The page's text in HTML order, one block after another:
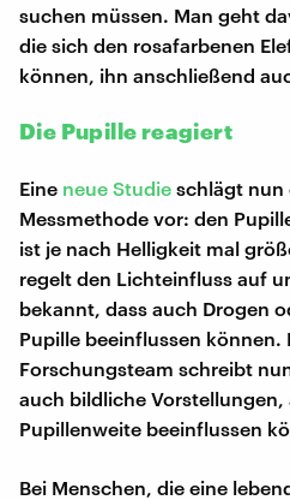
suchen müssen. Man geht
die sich den rosafarbenen
können, ihn anschließend
Die Pupille reagiert
Eine neue Studie schlägt nun
Messmethode vor: den
ist je nach Helligkeit mal
regelt den Lichteinfluss auf
bekannt, dass auch Drogen
Pupille beeinflussen können.
Forschungsteam schreibt
auch bildliche
Pupillenweite beeinflussen
Bei Menschen, die eine